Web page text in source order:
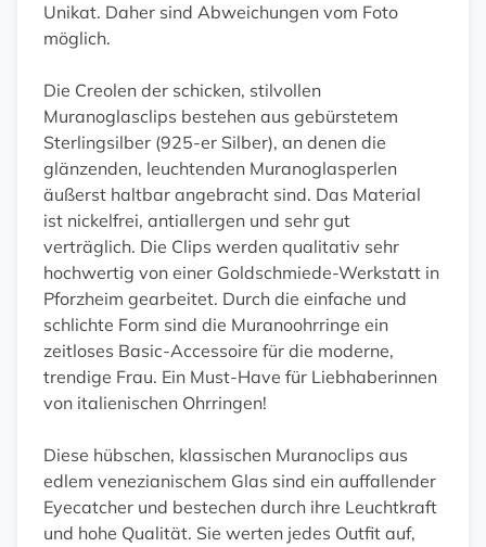
Unikat. Daher sind Abweichungen vom Foto
möglich.
Die Creolen der schicken, stilvollen
Muranoglasclips bestehen aus gebürstetem
Sterlingsilber (925-er Silber), an denen die
glänzenden, leuchtenden Muranoglasperlen
äußerst haltbar angebracht sind. Das Material
ist nickelfrei, antiallergen und sehr gut
verträglich. Die Clips werden qualitativ sehr
hochwertig von einer Goldschmiede-Werkstatt in
Pforzheim gearbeitet. Durch die einfache und
schlichte Form sind die Muranoohrringe ein
zeitloses Basic-Accessoire für die moderne,
trendige Frau. Ein Must-Have für Liebhaberinnen
von italienischen Ohrringen!
Diese hübschen, klassischen Muranoclips aus
edlem venezianischem Glas sind ein auffallender
Eyecatcher und bestechen durch ihre Leuchtkraft
und hohe Qualität. Sie werten jedes Outfit auf,